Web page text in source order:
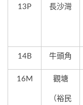
13P
長沙灣
14B
牛頭角
16M
觀塘
（裕民